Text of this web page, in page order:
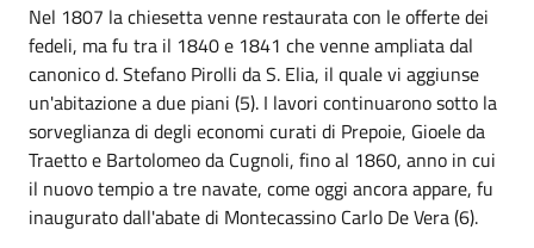
Nel 1807 la chiesetta venne restaurata con le offerte dei
fedeli, ma fu tra il 1840 e 1841 che venne ampliata dal
canonico d. Stefano Pirolli da S. Elia, il quale vi aggiunse
un'abitazione a due piani (5). I lavori continuarono sotto la
sorveglianza di degli economi curati di Prepoie, Gioele da
Traetto e Bartolomeo da Cugnoli, fino al 1860, anno in cui
il nuovo tempio a tre navate, come oggi ancora appare, fu
inaugurato dall'abate di Montecassino Carlo De Vera (6).